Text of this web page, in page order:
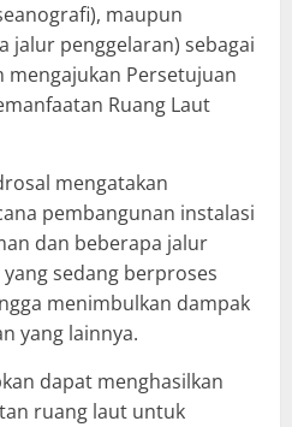
maupun
jalur penggelaran) sebagai
mengajukan Persetujuan
Ruang Laut
mengatakan
pembangunan instalasi
dan beberapa jalur
sedang berproses
menimbulkan dampak
yang lainnya.
dapat menghasilkan
ruang laut untuk